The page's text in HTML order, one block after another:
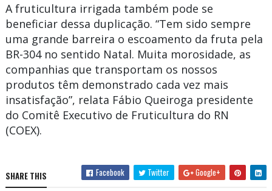
A fruticultura irrigada também pode se
beneficiar dessa duplicação. “Tem sido sempre
uma grande barreira o escoamento da fruta pela
BR-304 no sentido Natal. Muita morosidade, as
companhias que transportam os nossos
produtos têm demonstrado cada vez mais
insatisfação”, relata Fábio Queiroga presidente
do Comitê Executivo de Fruticultura do RN
(COEX).
SHARE THIS Facebook Twitter Google+